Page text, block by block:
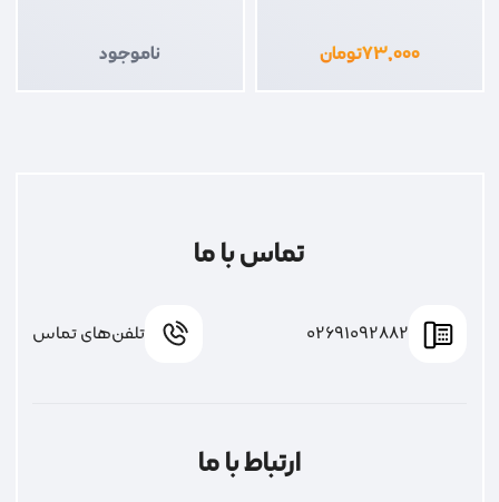
۷۳,۰۰۰تومان ناموجود
تماس با ما
02691092882 تلفن‌های تماس
ارتباط با ما